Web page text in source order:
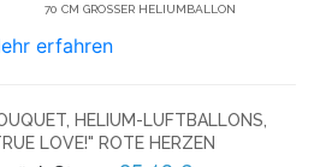
70 CM GROSSER HELIUMBALLON
erfahren
HELIUM-LUFTBALLONS,
LOVE!" ROTE HERZEN